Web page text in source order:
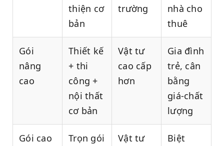
thiện cơ
bản
trường
nhà cho
thuê
Gói
nâng
cao
Thiết kế
+ thi
công +
nội thất
cơ bản
Vật tư
cao cấp
hơn
Gia đình
trẻ, cân
bằng
giá-chất
lượng
Gói cao
Trọn gói
Vật tư
Biệt